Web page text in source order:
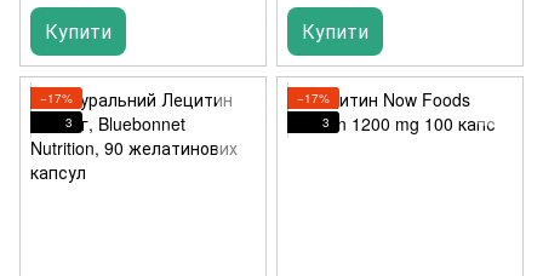
Купити Купити
−17%
3
−17%
3